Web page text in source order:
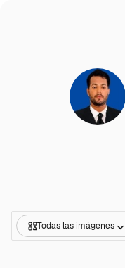
Todas las imágenes